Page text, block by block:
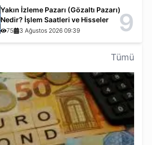
Tümü
Yakın İzleme Pazarı (Gözaltı Pazarı)
Nedir? İşlem Saatleri ve Hisseler
75 3 Ağustos 2026 09:39 9